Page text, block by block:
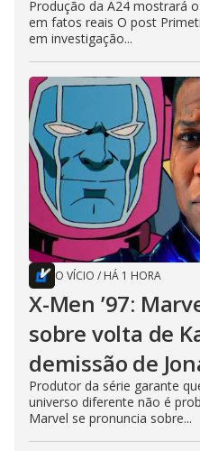
Produção da A24 mostrará
em fatos reais O post
em investigação...
O VÍCIO / HÁ 1 HORA
X-Men ’97:
sobre volta de
demissão de
Produtor da série garante
universo diferente não é
Marvel se pronuncia sobre...